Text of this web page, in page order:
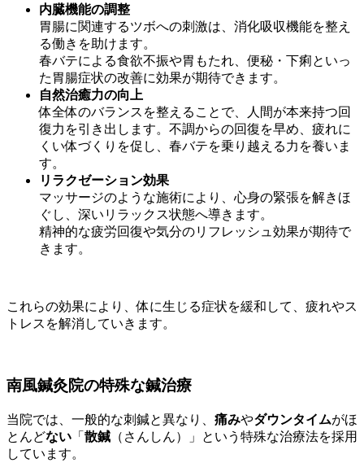
内臓機能の調整
胃腸に関連するツボへの刺激は、消化吸収機能を整え
る働きを助けます。
春バテによる食欲不振や胃もたれ、便秘・下痢といっ
た胃腸症状の改善に効果が期待できます。
自然治癒力の向上
体全体のバランスを整えることで、人間が本来持つ回
復力を引き出します。 不調からの回復を早め、疲れに
くい体づくりを促し
、春バテを乗り越える力を養いま
す。
リラクゼーション効果
マッサージのような施術により、心身の緊張を解きほ
ぐし、深いリラックス状態へ導きます。
精神的な疲労回復や気分のリフレッシュ効果が期待で
きます。
これらの効果により、体に生じる症状を緩和して、疲れやス
トレスを解消していきます。
南風鍼灸院の特殊な鍼治療
当院では、一般的な刺鍼と異なり、 痛みやダウンタイムがほ
とんどない 「 散鍼 （さんしん）」という特殊な治療法を採用
しています。